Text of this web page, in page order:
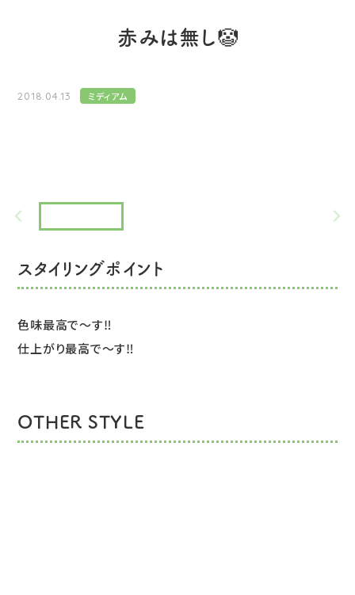
赤みは無し🤡
2018.04.13 ミディアム
スタイリングポイント
色味最高で〜す‼️
仕上がり最高で〜す‼️
OTHER STYLE